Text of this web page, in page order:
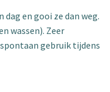
dag en gooi ze dan weg.
wassen). Zeer
gebruik tijdens